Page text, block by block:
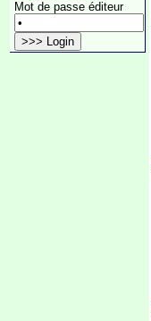
Mot de passe éditeur